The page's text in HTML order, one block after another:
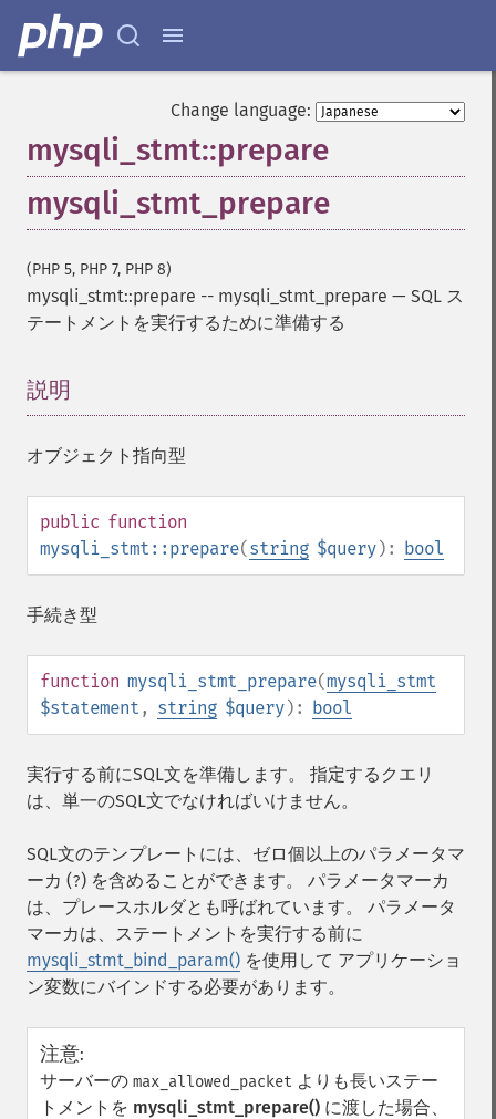
Change language:
mysqli_stmt::prepare
mysqli_stmt_prepare
(PHP 5, PHP 7, PHP 8)
mysqli_stmt::prepare -- mysqli_stmt_prepare — SQL ス
テートメントを実行するために準備する
説明
オブジェクト指向型
public function
mysqli_stmt::prepare(string $query): bool
手続き型
function mysqli_stmt_prepare(mysqli_stmt
$statement , string $query): bool
実行する前にSQL文を準備します。 指定するクエリ
は、単一のSQL文でなければいけません。
SQL文のテンプレートには、ゼロ個以上のパラメータマ
ーカ (?) を含めることができます。 パラメータマーカ
は、プレースホルダとも呼ばれています。 パラメータ
マーカは、ステートメントを実行する前に
mysqli_stmt_bind_param() を使用して アプリケーショ
ン変数にバインドする必要があります。
注意:
サーバーの max_allowed_packet よりも長いステー
トメントを mysqli_stmt_prepare() に渡した場合、